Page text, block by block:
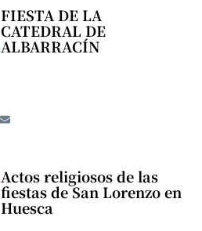
FIESTA DE LA
CATEDRAL DE
ALBARRACÍN
Actos religiosos de las
fiestas de San Lorenzo en
Huesca